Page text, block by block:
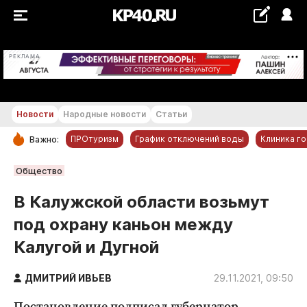
РЕКЛАМА +20...+21 °С
РУБРИКИ
Новости компаний
Статьи
Народные новости
Авто и транспорт
Новости Народные новости Статьи
Важно: ПРОтуризм График отключений воды Клиника
Общество
В Калужской области возьмут
под охрану каньон между
Калугой и Дугной
ДМИТРИЙ ИВЬЕВ 29.11.2021, 09:50